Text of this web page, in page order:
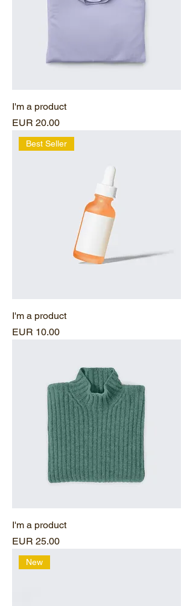
I'm a product
Precio
EUR 20.00
Best Seller
I'm a product
Precio
EUR 10.00
I'm a product
Precio
EUR 25.00
New